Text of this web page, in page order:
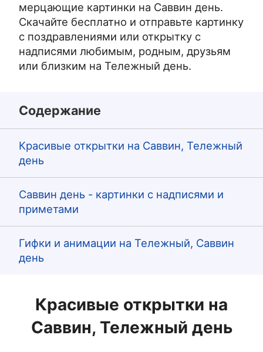
мерцающие картинки на Саввин день.
Скачайте бесплатно и отправьте картинку
с поздравлениями или открытку с
надписями любимым, родным, друзьям
или близким на Тележный день.
Содержание
Красивые открытки на Саввин, Тележный
день
Саввин день - картинки с надписями и
приметами
Гифки и анимации на Тележный, Саввин
день
Красивые открытки на
Саввин, Тележный день